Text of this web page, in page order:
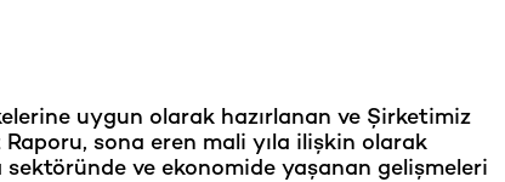
uygun olarak hazırlanan ve Şirketimiz
sona eren mali yıla ilişkin olarak
ve ekonomide yaşanan gelişmeleri